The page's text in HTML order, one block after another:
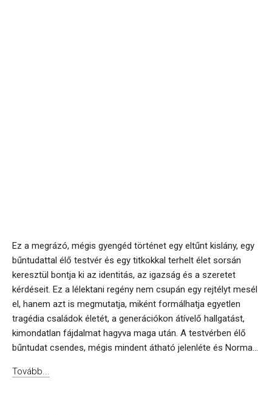
Ez a megrázó, mégis gyengéd történet egy eltűnt kislány, egy
bűntudattal élő testvér és egy titkokkal terhelt élet sorsán
keresztül bontja ki az identitás, az igazság és a szeretet
kérdéseit. Ez a lélektani regény nem csupán egy rejtélyt mesél
el, hanem azt is megmutatja, miként formálhatja egyetlen
tragédia családok életét, a generációkon átívelő hallgatást,
kimondatlan fájdalmat hagyva maga után. A testvérben élő
bűntudat csendes, mégis mindent átható jelenléte és Norma...
Tovább...